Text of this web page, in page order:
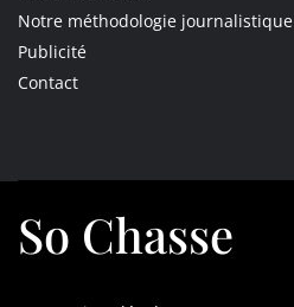
Notre méthodologie journalistique
Publicité
Contact
So Chasse